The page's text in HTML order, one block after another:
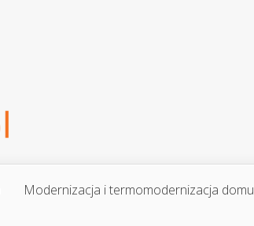
Modernizacja i termomodernizacja domu